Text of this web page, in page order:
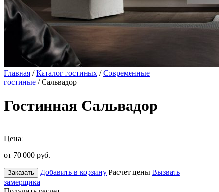
Главная /Каталог гостиных /Современные
гостиные / Сальвадор
Гостинная Сальвадор
Цена:
от 70 000 руб.
Заказать Добавить в корзину Расчет цены Вызвать
замерщика